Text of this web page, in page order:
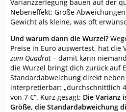
Varianzzerlegung bauen auf der
Nebeneffekt: Große
Gewicht als kleine, was oft
Und warum dann die Wurzel?
Preise in Euro auswertest, hat die
zum Quadrat – damit kann
die Wurzel bringt dich zurück auf
Standardabweichung direkt
interpretierbar: „durchschnittlich
von 7 €“. Kurz gesagt: Die Varianz
Größe, die Standardabweichung